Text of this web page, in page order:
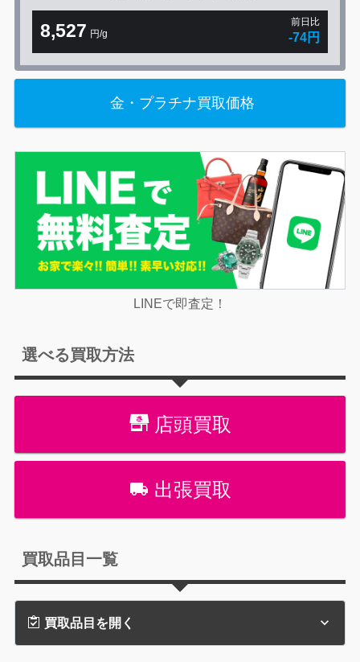
8,527 円/g
前日比
-74円
金・プラチナ買取価格
LINEで即査定！
選べる買取方法
店頭買取
出張買取
買取品目一覧
買取品目を開く